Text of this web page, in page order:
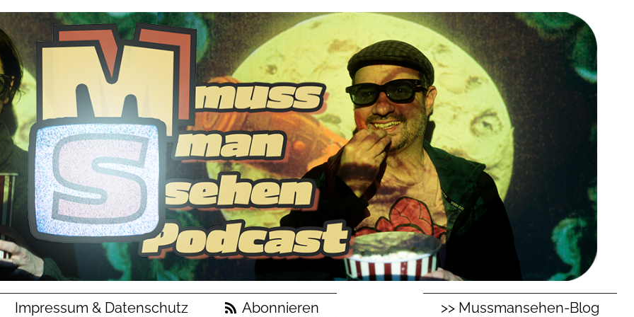
Impressum & Datenschutz Abonnieren >> Mussmansehen-Blog